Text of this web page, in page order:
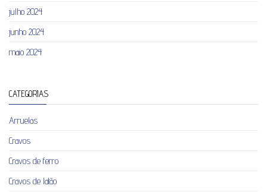
julho 2024
junho 2024
maio 2024
CATEGORIAS
Arruelas
Cravos
Cravos de ferro
Cravos de latão